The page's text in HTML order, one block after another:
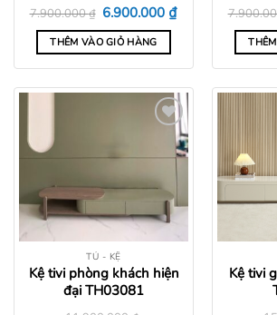
7.900.000₫ Giá
gốc
là:
7.900.000 ₫.
6.900.000 ₫Giá
6.900.000 ₫.
THÊM VÀO GIỎ HÀNG
Add to
wishlist
TỦ - KỆ
Kệ tivi phòng khách hiện
đại TH03081
Kệ tivi